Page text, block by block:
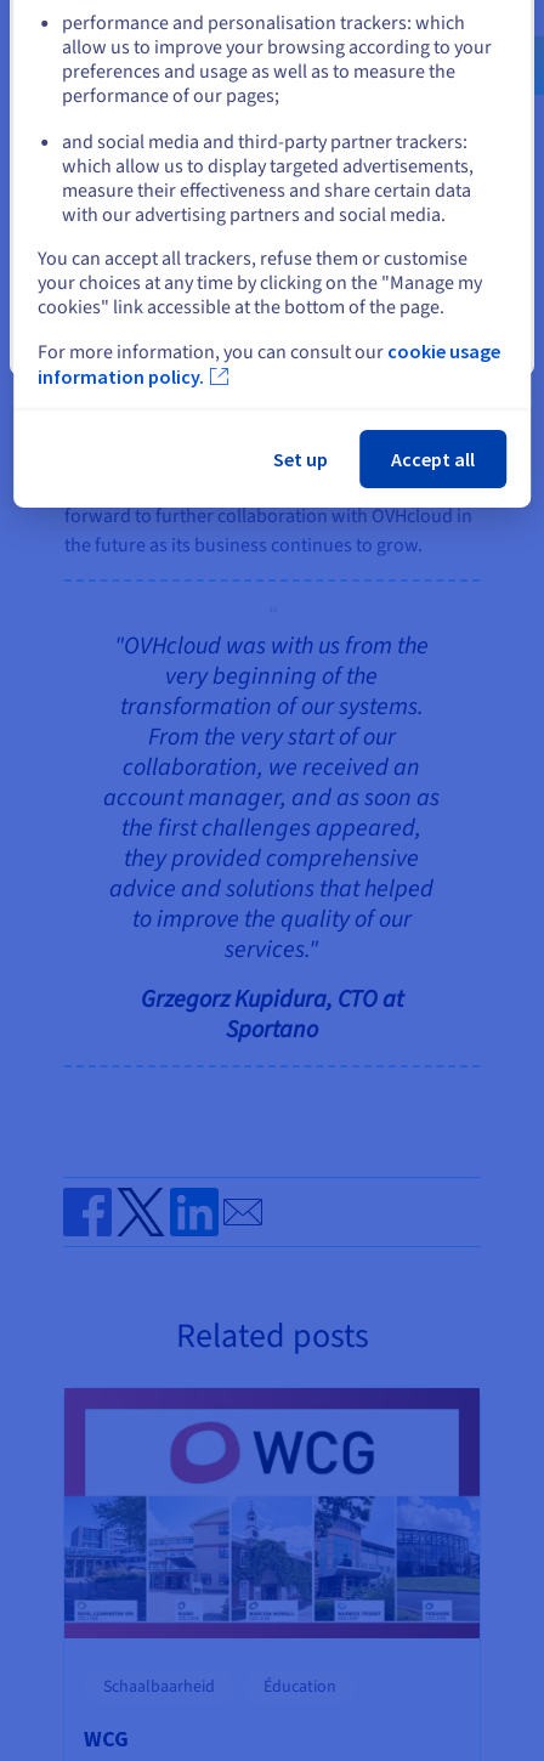
The result
Establishing a partnership with OVHcloud helped
Sportano to adopt efficient cloud networking,
storage and containerisation services. This
enabled Sportano to cut costs by 50% using a
transparent pay-as-you-go commercial model,
whilst also boosting performance and
productivity. The company also benefited from
extensive technical support, which was highly
one public cloud system to another, not to
mention the day-to-day support at each
subsequent stage of cooperation. Sportano looks
forward to further collaboration with OVHcloud in
the future as its business continues to grow.
"OVHcloud was with us from the
very beginning of the
transformation of our systems.
From the very start of our
collaboration, we received an
account manager, and as soon as
the first challenges appeared,
they provided comprehensive
advice and solutions that helped
to improve the quality of our
services."
Grzegorz Kupidura, CTO at
Sportano
Share on Facebook
Share on Twitter
Share on Linkedin
Send by email
Related posts
Schaalbaarheid Éducation
WCG
us.ovhcloud.com/
Engels USD - $
or
Blijf op de huidige website
Sluiten
performance and personalisation trackers: which
allow us to improve your browsing according to your
preferences and usage as well as to measure the
performance of our pages;
and social media and third-party partner trackers:
which allow us to display targeted advertisements,
measure their effectiveness and share certain data
with our advertising partners and social media.
You can accept all trackers, refuse them or customise
your choices at any time by clicking on the "Manage my
cookies" link accessible at the bottom of the page.
For more information, you can consult our cookie usage
information policy.
Set up Accept all